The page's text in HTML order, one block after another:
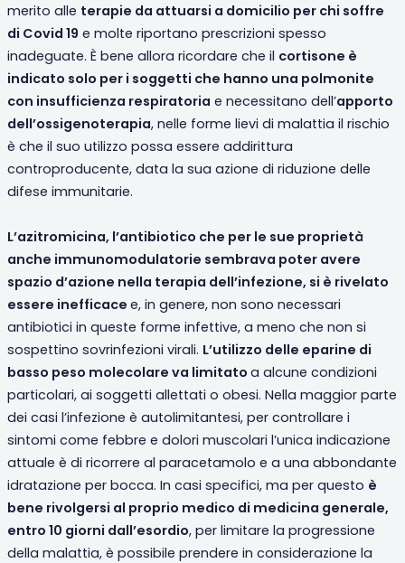
merito alle terapie da attuarsi a domicilio per chi soffre
di Covid 19 e molte riportano prescrizioni spesso
inadeguate. È bene allora ricordare che il cortisone è
indicato solo per i soggetti che hanno una polmonite
con insufficienza respiratoria e necessitano dell’apporto
dell’ossigenoterapia, nelle forme lievi di malattia il rischio
è che il suo utilizzo possa essere addirittura
controproducente, data la sua azione di riduzione delle
difese immunitarie.
L’azitromicina, l’antibiotico che per le sue proprietà
anche immunomodulatorie sembrava poter avere
spazio d’azione nella terapia dell’infezione, si è rivelato
essere inefficace e, in genere, non sono necessari
antibiotici in queste forme infettive, a meno che non si
sospettino sovrinfezioni virali. L’utilizzo delle eparine di
basso peso molecolare va limitato a alcune condizioni
particolari, ai soggetti allettati o obesi. Nella maggior parte
dei casi l’infezione è autolimitantesi, per controllare i
sintomi come febbre e dolori muscolari l’unica indicazione
attuale è di ricorrere al paracetamolo e a una abbondante
idratazione per bocca. In casi specifici, ma per questo è
bene rivolgersi al proprio medico di medicina generale,
entro 10 giorni dall’esordio, per limitare la progressione
della malattia, è possibile prendere in considerazione la